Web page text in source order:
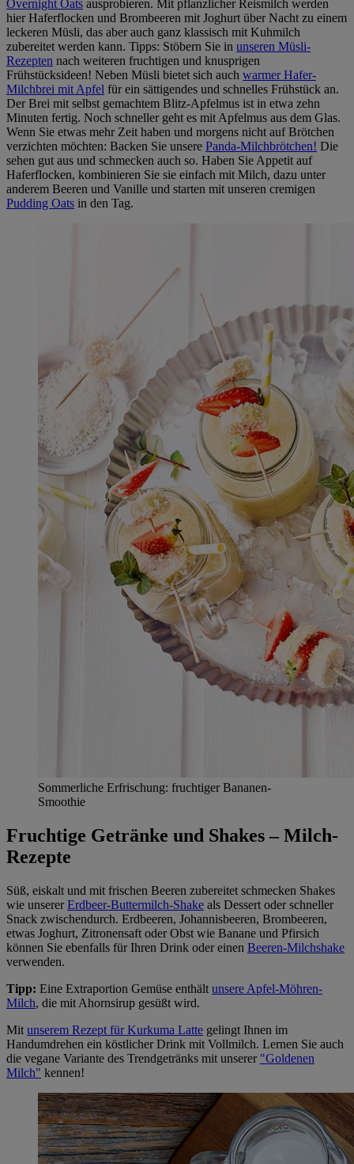
Overnight Oats ausprobieren. Mit pflanzlicher Reismilch werden
hier Haferflocken und Brombeeren mit Joghurt über Nacht zu einem
leckeren Müsli, das aber auch ganz klassisch mit Kuhmilch
zubereitet werden kann. Tipps: Stöbern Sie in unseren Müsli-
Rezepten nach weiteren fruchtigen und knusprigen
Frühstücksideen! Neben Müsli bietet sich auch warmer Hafer-
Milchbrei mit Apfel für ein sättigendes und schnelles Frühstück an.
Der Brei mit selbst gemachtem Blitz-Apfelmus ist in etwa zehn
Minuten fertig. Noch schneller geht es mit Apfelmus aus dem Glas.
Wenn Sie etwas mehr Zeit haben und morgens nicht auf Brötchen
verzichten möchten: Backen Sie unsere Panda-Milchbrötchen! Die
sehen gut aus und schmecken auch so. Haben Sie Appetit auf
Haferflocken, kombinieren Sie sie einfach mit Milch, dazu unter
anderem Beeren und Vanille und starten mit unseren cremigen
Pudding Oats in den Tag.
Sommerliche Erfrischung: fruchtiger Bananen-
Smoothie
Fruchtige Getränke und Shakes – Milch-
Rezepte
Süß, eiskalt und mit frischen Beeren zubereitet schmecken Shakes
wie unserer Erdbeer-Buttermilch-Shake als Dessert oder schneller
Snack zwischendurch. Erdbeeren, Johannisbeeren, Brombeeren,
etwas Joghurt, Zitronensaft oder Obst wie Banane und Pfirsich
können Sie ebenfalls für Ihren Drink oder einen Beeren-Milchshake
verwenden.
Tipp: Eine Extraportion Gemüse enthält unsere Apfel-Möhren-
Milch, die mit Ahornsirup gesüßt wird.
Mit unserem Rezept für Kurkuma Latte gelingt Ihnen im
Handumdrehen ein köstlicher Drink mit Vollmilch. Lernen Sie auch
die vegane Variante des Trendgetränks mit unserer "Goldenen
Milch" kennen!